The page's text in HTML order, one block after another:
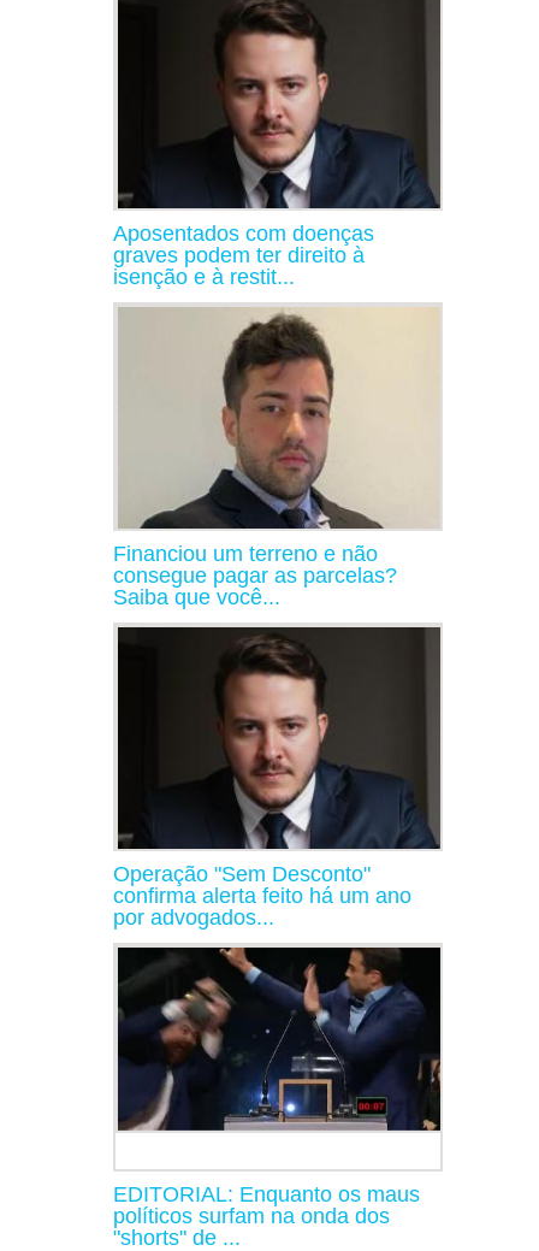
Aposentados com doenças
graves podem ter direito à
isenção e à restit...
Financiou um terreno e não
consegue pagar as parcelas?
Saiba que você...
Operação "Sem Desconto"
confirma alerta feito há um ano
por advogados...
EDITORIAL: Enquanto os maus
políticos surfam na onda dos
"shorts" de ...